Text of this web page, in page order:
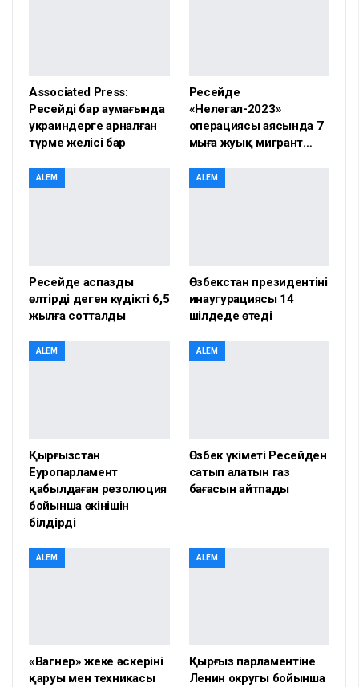
Associated Press:
Ресейдің бар аумағында
украиндерге арналған
түрме желісі бар
Ресейде
«Нелегал-2023»
операциясы аясында 7
мыңға жуық мигрант…
ALEM
Ресейде аспазды
өлтірді деген күдікті 6,5
жылға сотталды
ALEM
Өзбекстан президентінің
инаугурациясы 14
шілдеде өтеді
ALEM
Қырғызстан
Еуропарламент
қабылдаған резолюция
бойынша өкінішін
білдірді
ALEM
Өзбек үкіметі Ресейден
сатып алатын газ
бағасын айтпады
ALEM
«Вагнер» жеке әскерінің
қаруы мен техникасы
ALEM
Қырғыз парламентіне
Ленин округы бойынша